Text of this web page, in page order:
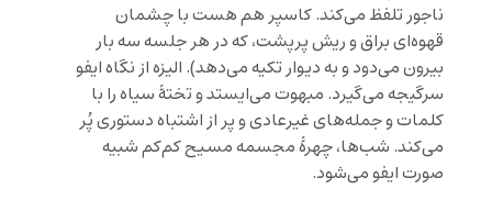
ناجور تلفظ می‌کند. کاسپر هم هست با چشمان
قهوه‌ای براق و ریش پرپشت، که در هر جلسه سه بار
بیرون می‌دود و به دیوار تکیه می‌دهد). الیزه از نگاه ایفو
سرگیجه می‌گیرد. مبهوت می‌ایستد و تختۀ سیاه را با
کلمات و جمله‌های غیرعادی و پر از اشتباه دستوری پُر
می‌کند. شب‌ها، چهرۀ مجسمه مسیح کم‌کم شبیه
صورت ایفو می‌شود.